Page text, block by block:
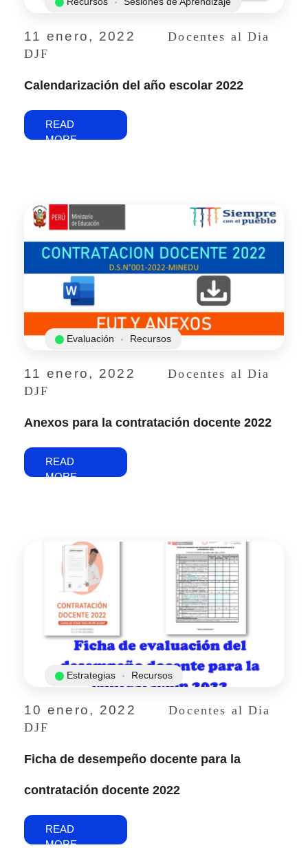
11 enero, 2022
Docentes al Dia
DJF
Calendarización del año escolar 2022
READ
MORE
11 enero, 2022
Docentes al Dia
DJF
Evaluación Recursos
Anexos para la contratación docente 2022
READ
MORE
10 enero, 2022
Docentes al Dia
DJF
Estrategias Recursos
Ficha de desempeño docente para la
contratación docente 2022
READ
MORE